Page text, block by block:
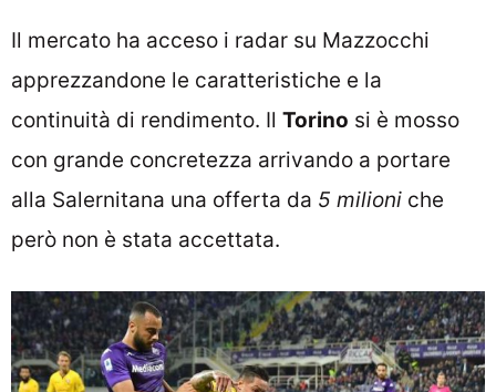
Il mercato ha acceso i radar su Mazzocchi
apprezzandone le caratteristiche e la
continuità di rendimento. Il Torino si è mosso
con grande concretezza arrivando a portare
alla Salernitana una offerta da 5 milioni che
però non è stata accettata.